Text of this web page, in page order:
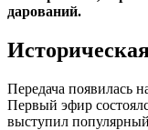
дарований.
Передача появилась
Первый эфир
выступил